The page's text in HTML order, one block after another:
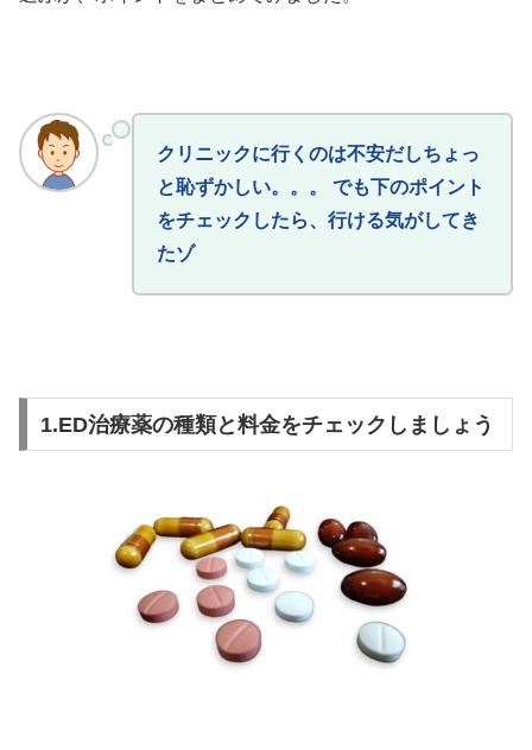
クリニックに行くのは不安だしちょっ
と恥ずかしい。。。 でも下のポイント
をチェックしたら、行ける気がしてき
たゾ
1.ED治療薬の種類と料金をチェックしましょう